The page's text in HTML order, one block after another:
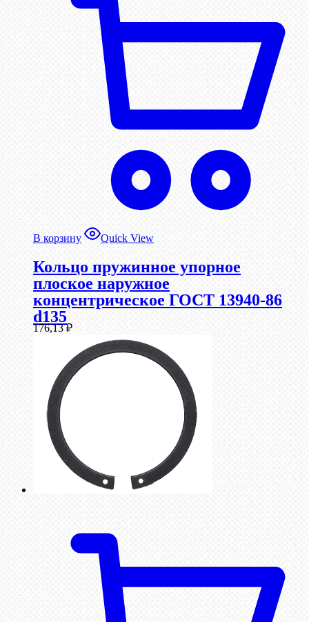
В корзину Quick View
Кольцо пружинное упорное
плоское наружное
концентрическое ГОСТ 13940-86
d135
176,13₽